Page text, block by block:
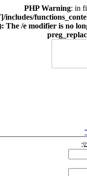
: in
includes/
The /e modifier is no